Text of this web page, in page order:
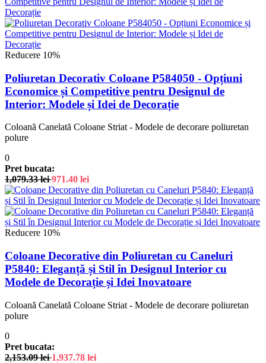
Reducere 10%
Poliuretan Decorativ Coloane P584050 - Opțiuni
Economice și Competitive pentru Designul de
Interior: Modele și Idei de Decorație
Coloană Canelată Coloane Striat - Modele de decorare poliuretan
polure
0
Pret bucata:
1,079.33lei 971.40 lei
Reducere 10%
Coloane Decorative din Poliuretan cu Caneluri
P5840: Eleganță și Stil în Designul Interior cu
Modele de Decorație și Idei Inovatoare
Coloană Canelată Coloane Striat - Modele de decorare poliuretan
polure
0
Pret bucata:
2,153.09lei 1,937.78 lei